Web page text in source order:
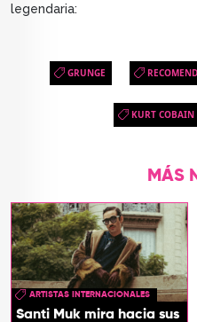
legendaria:
GRUNGE
KURT COBAIN
MÁS
ARTISTAS INTERNACIONALES
Santi Muk mira hacia sus